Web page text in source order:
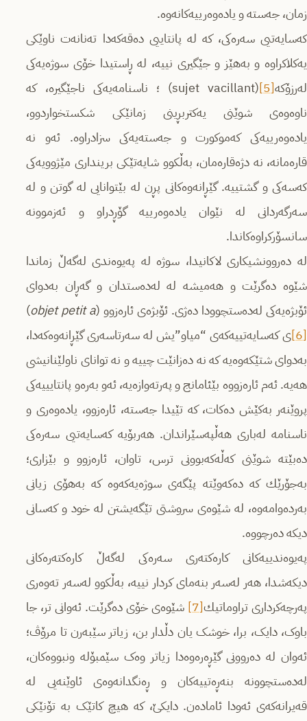
زمان، جەستە و یادەوەرییه‌كانه‌وه‌.
کەسایەتیی سەرەکی، کە لە پانتاییی دەقه‌كه‌دا تەنانەت ناوێکی
یه‌كلاكراوه‌ و بەهێز و جێگیری نییە، لە ڕاستیدا خۆی سوژەیەکی
له‌رزۆكه‌[5]
(sujet vacillant) ؛ ناسنامەیەکی ناجێگیره‌، کە
ناوەوەی شوێنی یه‌كتربڕینی زمانێكی شکستخواردوو،
یادەوەرییه‌كی كه‌موكورت و جەستەیه‌كی سزادراوە. ئەو نە
قاره‌مانه‌، نە دژەقاره‌مان، بەڵکوو شایەتێكی برینداری مێژوویه‌كی
كه‌سه‌كی و گشتییه‌. گێڕانەوەکانی پڕن‌ لە بێتوانایی له‌ گوتن و لە
سه‌رگه‌ردانی له‌ نێوان یادەوەرییه‌ گۆڕدراو و ئەزموونە
سانسۆرکراوەکاندا.
لە دەروونشیکاری لاکانیدا، سوژە لە پەیوەندی لەگەڵ زماندا
شێوە دەگرێت و هەمیشە لە له‌ده‌ستدان و گەڕان به‌دوای
ئۆبژەیەکی لەدەستچوودا دەژی. ئۆبژه‌ی ئاره‌زوو (objet petit a
)
[6]
ی کەسایەتییه‌كه‌ی “میاو”یش لە سەرتاسەری گێڕانەوەكه‌دا،
بەدوای شتێکه‌وه‌یه‌ کە نە دەزانێت چییە و نە توانای ناولێنانیشی
هەیە. ئەم ئارەزووە بێئامانج و پەرته‌وازه‌یه‌، ئه‌و به‌ره‌و پانتایییه‌كی
پروێنه‌ر به‌كێش ده‌كات، کە تێیدا جەستە، ئارەزوو، یادەوەری و
ناسنامە له‌باری هه‌ڵپه‌سێراندان. هه‌ربۆیه‌ کەسایەتیی سەرەکی
دەبێتە شوێنی كه‌ڵه‌كه‌بوونی ترس، تاوان، ئارەزوو و بێزاری؛
به‌جۆرێك كه‌ ده‌كه‌وێته‌ پێگەی سوژەیەکه‌وه‌ کە بەهۆی زیانی
بەردەوامەوە، لە شێوەی سروشتی تێگەیشتن له‌ خود و کەسانی
دیکە دەرچووە.
پەیوەندییەکانی کاره‌كته‌ری سەرەکی لەگەڵ كاره‌كته‌ره‌كانی
دیکەشدا، هه‌ر لەسەر بنەمای کردار نییه‌، بەڵکوو لەسەر تەوەری
په‌رچه‌كرداری تراوماتیك[7]
شێوەی خۆی ده‌گرێت. ئه‌وانی تر، جا
باوک، دایک، برا، خوشک یان دڵدار بن، زیاتر سێبەرن تا مرۆڤ؛
ئەوان لە دەروونی گێڕەره‌وه‌دا زیاتر وەک سێمبۆله‌ ونبووه‌كان،
له‌ده‌ستچوونه‌ بنەڕەتییەکان و ڕەنگدانەوەی ئاوێنەیی لە
قەیرانەکەی ئه‌ودا ئامادەن. دایکێ، کە هیچ کاتێک بە تۆنێكی